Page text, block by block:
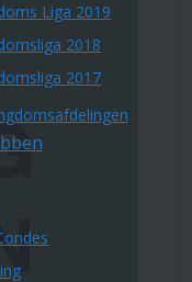
Liga 2019
2018
2017